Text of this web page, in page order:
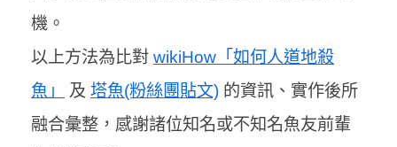
機。
以上方法為比對 wikiHow「如何人道地殺
魚」
及 塔魚(粉絲團貼文) 的資訊、實作後所
融合彙整，感謝諸位知名或不知名魚友前輩